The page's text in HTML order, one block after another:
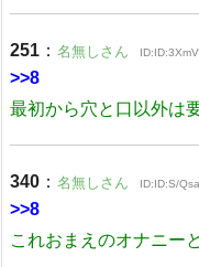
251 ： 名無しさん
>>8
最初から穴と口以外は
340 ： 名無しさん ID:ID:S/
>>8
これおまえのオナニー